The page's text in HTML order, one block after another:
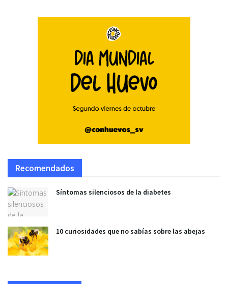
Recomendados
Síntomas silenciosos de la diabetes
10 curiosidades que no sabías sobre las abejas